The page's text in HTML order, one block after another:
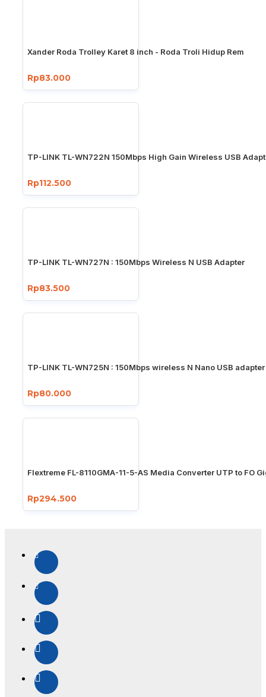
Xander Roda Trolley Karet 8 inch - Roda Troli Hidup Rem
Rp83.000
TP-LINK TL-WN722N 150Mbps High Gain Wireless USB
Rp112.500
TP-LINK TL-WN727N : 150Mbps Wireless N USB Adapter
Rp83.500
TP-LINK TL-WN725N : 150Mbps wireless N Nano USB adapter
Rp80.000
Flextreme FL-8110GMA-11-5-AS Media Converter UTP to FO
Rp294.500